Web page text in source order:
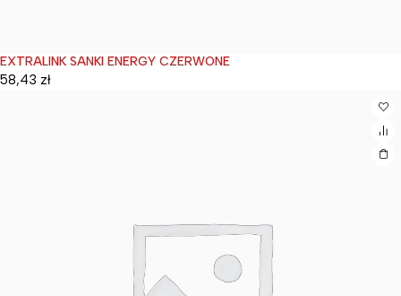
Wyprzedane
EXTRALINK SANKI ENERGY CZERWONE
58,43 zł